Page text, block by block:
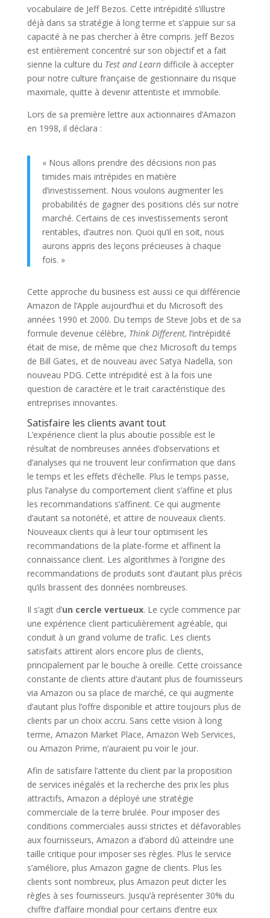
vocabulaire de Jeff Bezos. Cette intrépidité s’illustre
déjà dans sa stratégie à long terme et s’appuie sur sa
capacité à ne pas chercher à être compris. Jeff Bezos
est entièrement concentré sur son objectif et a fait
sienne la culture du Test and Learn difficile à accepter
pour notre culture française de gestionnaire du risque
maximale, quitte à devenir attentiste et immobile.
Lors de sa première lettre aux actionnaires d’Amazon
en 1998, il déclara :
« Nous allons prendre des décisions non pas
timides mais intrépides en matière
d’investissement. Nous voulons augmenter les
probabilités de gagner des positions clés sur notre
marché. Certains de ces investissements seront
rentables, d’autres non. Quoi qu’il en soit, nous
aurons appris des leçons précieuses à chaque
fois. »
Cette approche du business est aussi ce qui différencie
Amazon de l’Apple aujourd’hui et du Microsoft des
années 1990 et 2000. Du temps de Steve Jobs et de sa
formule devenue célèbre, Think Different, l’intrépidité
était de mise, de même que chez Microsoft du temps
de Bill Gates, et de nouveau avec Satya Nadella, son
nouveau PDG. Cette intrépidité est à la fois une
question de caractère et le trait caractéristique des
entreprises innovantes.
Satisfaire les clients avant tout
L’expérience client la plus aboutie possible est le
résultat de nombreuses années d’observations et
d’analyses qui ne trouvent leur confirmation que dans
le temps et les effets d’échelle. Plus le temps passe,
plus l’analyse du comportement client s’affine et plus
les recommandations s’affinent. Ce qui augmente
d’autant sa notoriété, et attire de nouveaux clients.
Nouveaux clients qui à leur tour optimisent les
recommandations de la plate-forme et affinent la
connaissance client. Les algorithmes à l’origine des
recommandations de produits sont d’autant plus précis
qu’ils brassent des données nombreuses.
Il s’agit d’un cercle vertueux. Le cycle commence par
une expérience client particulièrement agréable, qui
conduit à un grand volume de trafic. Les clients
satisfaits attirent alors encore plus de clients,
principalement par le bouche à oreille. Cette croissance
constante de clients attire d’autant plus de fournisseurs
via Amazon ou sa place de marché, ce qui augmente
d’autant plus l’offre disponible et attire toujours plus de
clients par un choix accru. Sans cette vision à long
terme, Amazon Market Place, Amazon Web Services,
ou Amazon Prime, n’auraient pu voir le jour.
Afin de satisfaire l’attente du client par la proposition
de services inégalés et la recherche des prix les plus
attractifs, Amazon a déployé une stratégie
commerciale de la terre brulée. Pour imposer des
conditions commerciales aussi strictes et défavorables
aux fournisseurs, Amazon a d’abord dû atteindre une
taille critique pour imposer ses règles. Plus le service
s’améliore, plus Amazon gagne de clients. Plus les
clients sont nombreux, plus Amazon peut dicter les
règles à ses fournisseurs. Jusqu’à représenter 30% du
chiffre d’affaire mondial pour certains d’entre eux